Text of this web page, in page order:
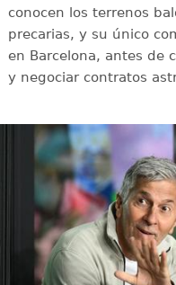
conocen los terrenos
precarias, y su único
en Barcelona, antes de
y negociar contratos